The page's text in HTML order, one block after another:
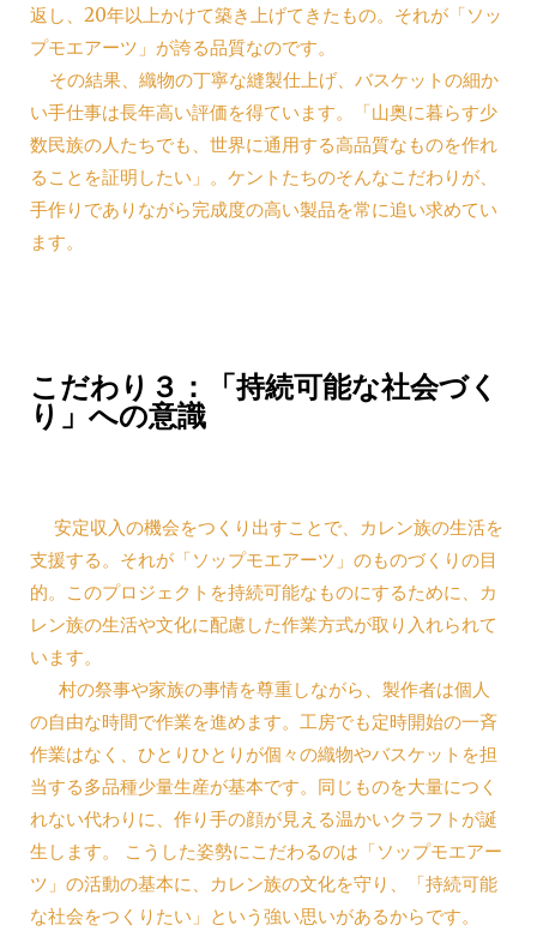
返し、20年以上かけて築き上げてきたもの。それが「ソッ
プモエアーツ」が誇る品質なのです。
その結果、織物の丁寧な縫製仕上げ、バスケットの細か
い手仕事は長年高い評価を得ています。「山奥に暮らす少
数民族の人たちでも、世界に通用する高品質なものを作れ
ることを証明したい」。ケントたちのそんなこだわりが、
手作りでありながら完成度の高い製品を常に追い求めてい
ます。
こだわり３：「持続可能な社会づく
り」への意識
安定収入の機会をつくり出すことで、カレン族の生活を
支援する。それが「ソップモエアーツ」のものづくりの目
的。このプロジェクトを持続可能なものにするために、カ
レン族の生活や文化に配慮した作業方式が取り入れられて
います。
村の祭事や家族の事情を尊重しながら、製作者は個人
の自由な時間で作業を進めます。工房でも定時開始の一斉
作業はなく、ひとりひとりが個々の織物やバスケットを担
当する多品種少量生産が基本です。同じものを大量につく
れない代わりに、作り手の顔が見える温かいクラフトが誕
生します。 こうした姿勢にこだわるのは「ソップモエアー
ツ」の活動の基本に、カレン族の文化を守り、「持続可能
な社会をつくりたい」という強い思いがあるからです。